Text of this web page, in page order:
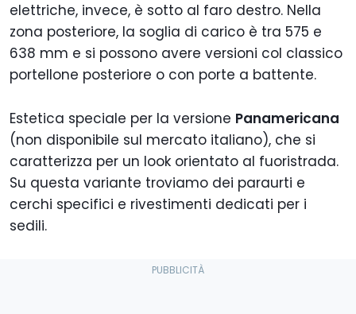
elettriche, invece, è sotto al faro destro. Nella
zona posteriore, la soglia di carico è tra 575 e
638 mm e si possono avere versioni col classico
portellone posteriore o con porte a battente.
Estetica speciale per la versione Panamericana
(non disponibile sul mercato italiano), che si
caratterizza per un look orientato al fuoristrada.
Su questa variante troviamo dei paraurti e
cerchi specifici e rivestimenti dedicati per i
sedili.